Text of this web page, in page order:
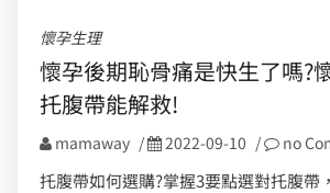
懷孕生理
懷孕後期恥骨痛是快生了嗎?
托腹帶能解救!
mamaway / 2022-09-10 / no
托腹帶如何選購?掌握3要點選對托腹帶